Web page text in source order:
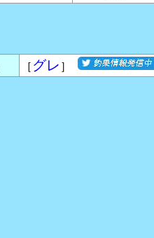
［ グレ ］